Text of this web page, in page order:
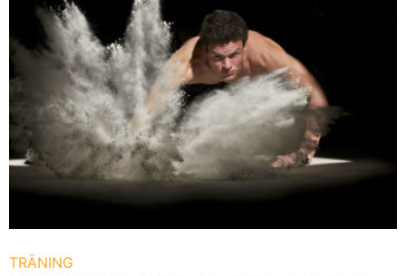
TRÄNING